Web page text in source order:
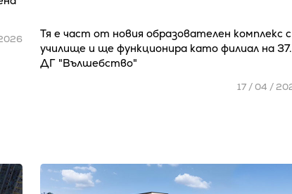
Тя е част от новия образователен комплекс с
училище и ще функционира като филиал на 37.
ДГ "Вълшебство"
17 / 04 /